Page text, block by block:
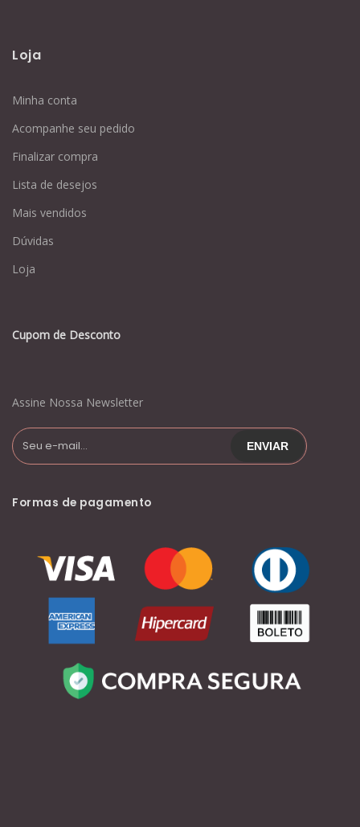
Loja
Minha conta
Acompanhe seu pedido
Finalizar compra
Lista de desejos
Mais vendidos
Dúvidas
Loja
Cupom de Desconto
Assine Nossa Newsletter
Formas de pagamento